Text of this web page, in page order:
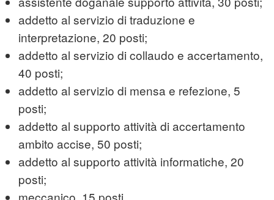
addetto al servizio di traduzione e
interpretazione, 20 posti;
addetto al servizio di collaudo e accertamento,
40 posti;
addetto al servizio di mensa e refezione, 5
posti;
addetto al supporto attività di accertamento
ambito accise, 50 posti;
addetto al supporto attività informatiche, 20
posti;
meccanico, 15 posti.